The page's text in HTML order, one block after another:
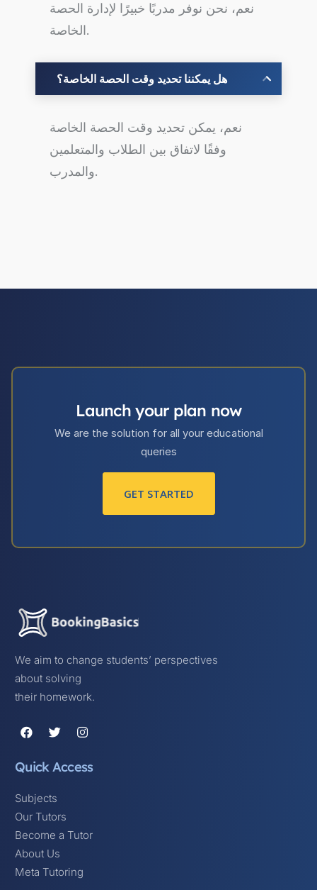
نعم، نحن نوفر مدربًا خبيرًا لإدارة الحصة
الخاصة.
هل يمكننا تحديد وقت الحصة الخاصة؟
نعم، يمكن تحديد وقت الحصة الخاصة
وفقًا لاتفاق بين الطلاب والمتعلمين
والمدرب.
Launch your plan now
We are the solution for all your educational
queries
GET STARTED
We aim to change students’ perspectives
about solving
their homework.
Quick Access
Subjects
Our Tutors
Become a Tutor
About Us
Meta Tutoring